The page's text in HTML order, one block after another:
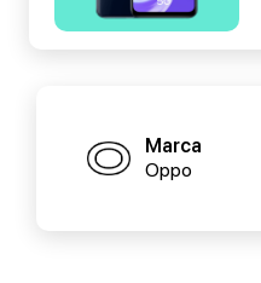
Marca
Oppo